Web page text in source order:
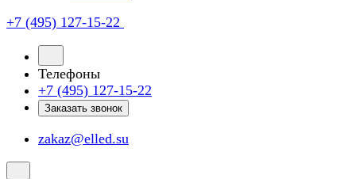
+7 (495) 127-15-22
Телефоны
+7 (495) 127-15-22
Заказать звонок
zakaz@elled.su